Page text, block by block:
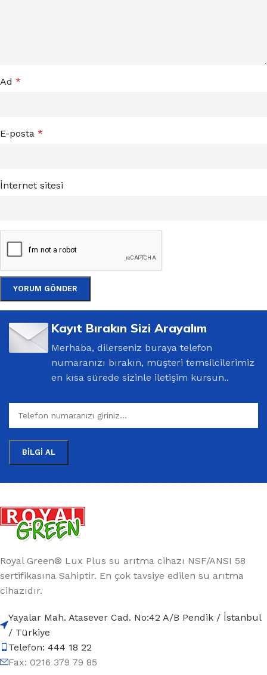
Ad *
E-posta *
İnternet sitesi
Kayıt Bırakın Sizi Arayalım
Merhaba, dilerseniz buraya telefon
numaranızı bırakın, müşteri temsilcilerimiz
en kısa sürede sizinle iletişim kursun..
Royal Green® Lux Plus su arıtma cihazı NSF/ANSI 58
sertifikasına Sahiptir. En çok tavsiye edilen su arıtma
cihazıdır.
Yayalar Mah. Atasever Cad. No:42 A/B Pendik / İstanbul
/ Türkiye
Telefon: 444 18 22
Fax: 0216 379 79 85